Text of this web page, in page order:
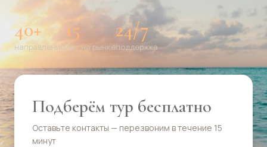
40+
направлений
15
лет на рынке
24/7
поддержка
Подберём тур бесплатно
Оставьте контакты — перезвоним в течение 15
минут